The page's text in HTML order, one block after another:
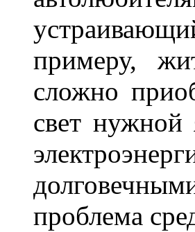
примеру,
сложно
свет нужной
проблема